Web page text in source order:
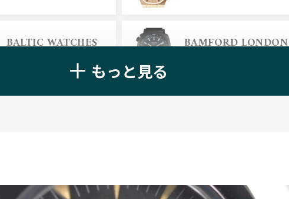
クロノスイス
アラン・シルベスタイン
BALTIC WATCHES BAMFORD LONDON
もっと見る